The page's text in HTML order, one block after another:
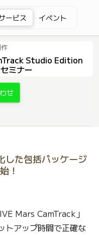
ービス イベント
Studio Edition
ミナー
せ
た包括パッケージ
！
Mars CamTrack」
トアップ時間で正確な